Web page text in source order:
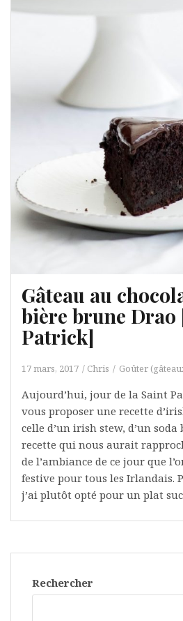
Gâteau au
bière brune Drao
Patrick]
17 mars, 2017 Chris Goûter
Aujourd’hui, jour de la Saint
vous proposer une recette
celle d’un irish stew, d’un
recette qui nous aurait
de l’ambiance de ce jour que
festive pour tous les Irlandais.
j’ai plutôt opté pour un plat
Rechercher